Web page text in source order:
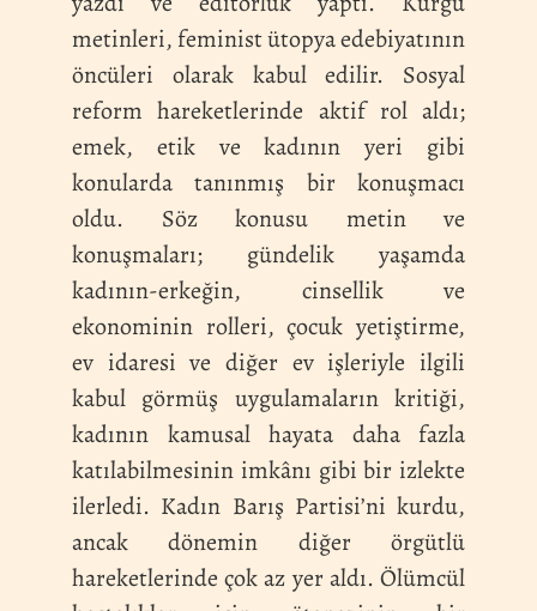
metinleri, feminist ütopya edebiyatının
öncüleri olarak kabul edilir. Sosyal
reform hareketlerinde aktif rol aldı;
emek, etik ve kadının yeri gibi
konularda tanınmış bir konuşmacı
oldu. Söz konusu metin ve
konuşmaları; gündelik yaşamda
kadının-erkeğin, cinsellik ve
ekonominin rolleri, çocuk yetiştirme,
ev idaresi ve diğer ev işleriyle ilgili
kabul görmüş uygulamaların kritiği,
kadının kamusal hayata daha fazla
katılabilmesinin imkânı gibi bir izlekte
ilerledi. Kadın Barış Partisi’ni kurdu,
ancak dönemin diğer örgütlü
hareketlerinde çok az yer aldı. Ölümcül